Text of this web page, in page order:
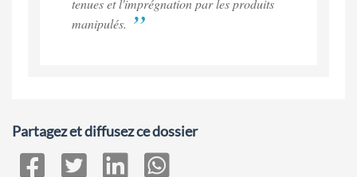
tenues et l'imprégnation par les produits
manipulés.
Partagez et diffusez ce dossier